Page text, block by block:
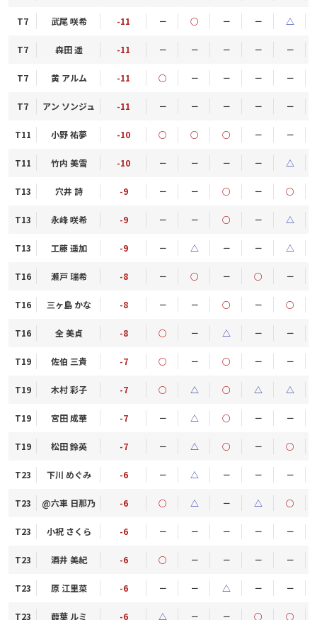
T7 武尾 咲希 -11 － ○ － － △
T7 森田 遥 -11 － － － － －
T7 黄 アルム -11 ○ － － － －
T7 アン ソンジュ -11 － － － － －
T11 小野 祐夢 -10 ○ ○ ○ － －
T11 竹内 美雪 -10 － － － － △
T13 穴井 詩 -9 － － ○ － ○
T13 永峰 咲希 -9 － － ○ － △
T13 工藤 遥加 -9 － △ － － △
T16 瀬戸 瑞希 -8 － ○ － ○ －
T16 三ヶ島 かな -8 － － ○ － ○
T16 全 美貞 -8 ○ － △ － －
T19 佐伯 三貴 -7 ○ － ○ － －
T19 木村 彩子 -7 ○ △ ○ △ △
T19 宮田 成華 -7 － △ ○ － －
T19 松田 鈴英 -7 － △ ○ － ○
T23 下川 めぐみ -6 － △ － － －
T23 @六車 日那乃 -6 ○ △ － △ ○
T23 小祝 さくら -6 － － － － －
T23 酒井 美紀 -6 ○ － － － －
T23 原 江里菜 -6 － － △ － －
T23 葭葉 ルミ -6 △ － － ○ ○